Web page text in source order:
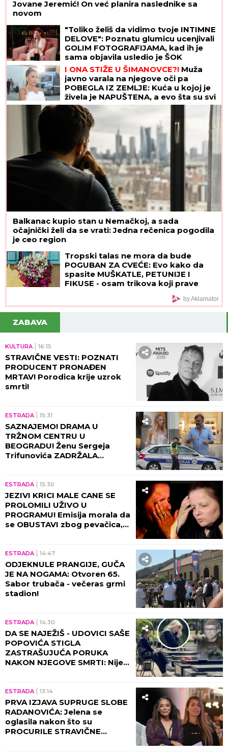
BEOGRADAPrva objava Jelene
Radanović nakon što joj je Ana
Nikolić pretila zbog Raleta - poslala
joj jezive poruke
"OVO SU OZBILJNE PRETNJE":Jelena Radanović
se oglasila nakon pretnji Ane Nikolić zbog Raleta
Šok u Dunavu! Pronađene kosti
vojnika nacističke Nemačke i njihov
motor! (FOTO)
Snimak muslimanskog para sa plaže
izazvao haos na internetu: Jedni
veruju!
"BUDUĆA MAJKA NJIHOVE DECE"Janjuš otkrio
privatne DETALJE RAZGOVORA sa bivšim dečkom
Jovane Jeremić! On već planira naslednike sa
novom
"Toliko želiš da vidimo tvoje INTIMNE
DELOVE": Poznatu glumicu ucenjivali
GOLIM FOTOGRAFIJAMA, kad ih je
sama objavila usledio je ŠOK
I ONA STIŽE U ŠIMANOVCE?!Muža
POBEGLA IZ ZEMLJE: Kuća u kojoj je
živela je NAPUŠTENA, a evo šta su svi
odmah videli
Balkanac kupio stan u Nemačkoj, a sada
očajnički želi da se vrati: Jedna rečenica pogodila
je ceo region
Tropski talas ne mora da bude
POGUBAN ZA CVEĆE: Evo kako da
spasite MUŠKATLE, PETUNIJE I
by Aklamator
ZABAVA